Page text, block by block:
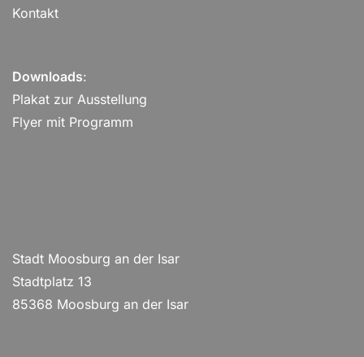
Kontakt
Downloads:
Plakat zur Ausstellung
Flyer mit Programm
Stadt Moosburg an der Isar
Stadtplatz 13
85368 Moosburg an der Isar